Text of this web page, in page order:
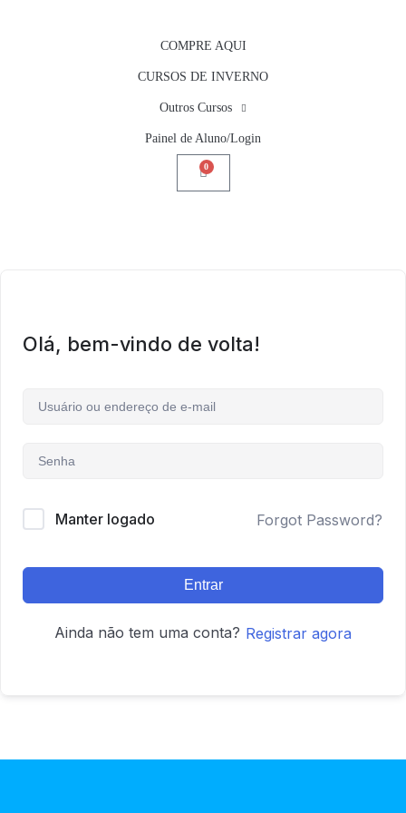
COMPRE AQUI
CURSOS DE INVERNO
Outros Cursos
Painel de Aluno/Login
0
Olá, bem-vindo de volta!
Manter logado Forgot Password?
Entrar
Ainda não tem uma conta? Registrar agora